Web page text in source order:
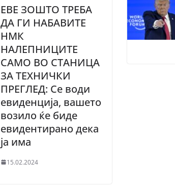
ЕВЕ ЗОШТО ТРЕБА
ДА ГИ НАБАВИТЕ
НМК
НАЛЕПНИЦИТЕ
САМО ВО СТАНИЦА
ЗА ТЕХНИЧКИ
ПРЕГЛЕД: Се води
евиденција, вашето
возило ќе биде
евидентирано дека
ја има
15.02.2024